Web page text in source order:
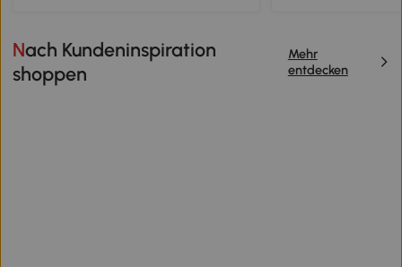
Nach Kundeninspiration
shoppen
Mehr
entdecken